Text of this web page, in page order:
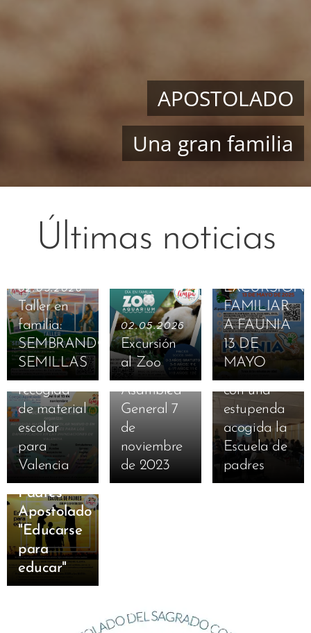
APOSTOLADO
Una gran familia
Últimas noticias
02.05.2026
Taller en
familia:
SEMBRANDO
SEMILLAS
02.05.2026
Excursión
al Zoo
EXCURSION
FAMILIAR
A FAUNIA
13 DE
MAYO
16.11.2024
Campaña
de
recogida
de material
escolar
para
Valencia
05.11.2023
Convocatoria
Asamblea
General 7
de
noviembre
de 2023
20.03.2023
Finaliza
con una
estupenda
acogida la
Escuela de
padres
13.01.2023
Escuela de
Padres
Apostolado
"Educarse
para
educar"